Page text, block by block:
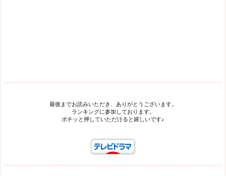
最後までお読みいただき、ありがとうございます。
ランキングに参加しております。
ポチッと押していただけると嬉しいです♪